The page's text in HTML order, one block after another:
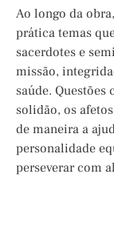
Ao longo da
prática temas
sacerdotes e
missão,
saúde.
solidão, os
de maneira a
personalidade
perseverar com